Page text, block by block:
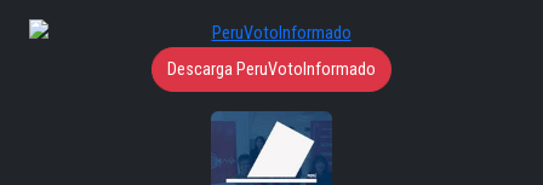
Descarga PeruVotoInformado